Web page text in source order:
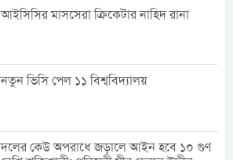
আইসিসির মাসসেরা ক্রিকেটার নাহিদ রানা
নতুন ভিসি পেল ১১ বিশ্ববিদ্যালয়
দলের কেউ অপরাধে জড়ালে আইন হবে ১০ গুণ